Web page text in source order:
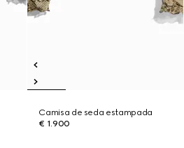
Camisa de seda estampada
€ 1.900